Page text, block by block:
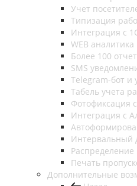
Учет
Типизация
Интеграция с
WEB аналитика
Более 100
SMS
Telegram-бот и
Табель учета
Фотофиксация
Интеграция с
Интервальный
Распределение
Печать
Дополнительные